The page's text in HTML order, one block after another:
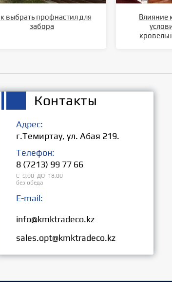
выбрать профнастил для
забора
Влияние
Контакты
Адрес:
г.Темиртау, ул. Абая 219.
Телефон:
8 (7213) 99 77 66
С 9:00 ДО 18:00
без обеда
E-mail:
info@kmktradeco.kz
sales.opt@kmktradeco.kz